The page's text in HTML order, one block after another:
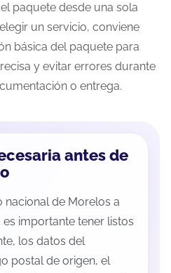
paquete desde una sola
un servicio, conviene
básica del paquete para
y evitar errores durante
o entrega.
antes de
nacional de Morelos a
importante tener listos
los datos del
postal de origen, el